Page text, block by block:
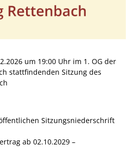
um 19:00 Uhr im 1. OG der
stattfindenden Sitzung des
Sitzungsniederschrift
ab 02.10.2029 –